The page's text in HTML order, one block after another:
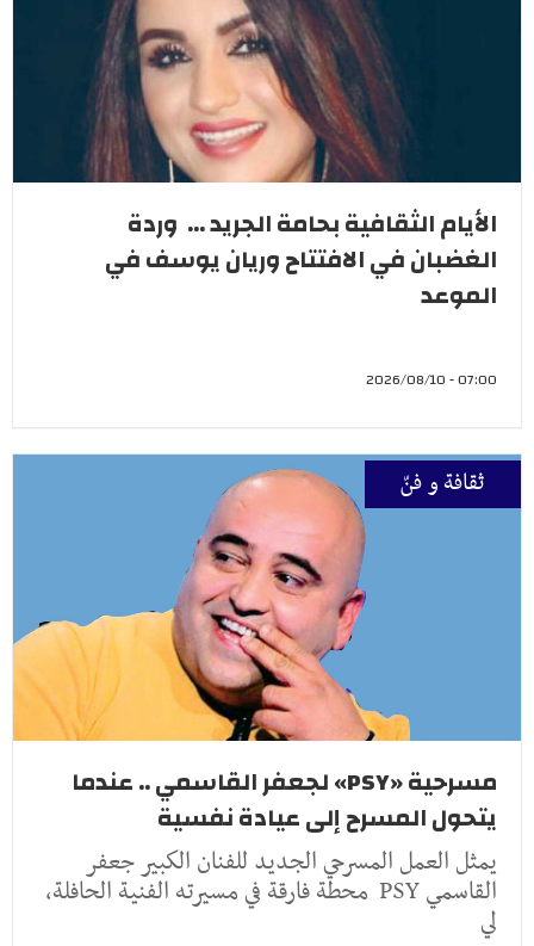
الأيام الثقافية بحامة الجريد ... وردة
الغضبان في الافتتاح وريان يوسف في
الموعد
07:00 - 2026/08/10
ثقافة و فنّ
مسرحية «PSY» لجعفر القاسمي .. عندما
يتحول المسرح إلى عيادة نفسية
يمثل العمل المسرحي الجديد للفنان الكبير جعفر
القاسمي PSY محطة فارقة في مسيرته الفنية الحافلة،
لي